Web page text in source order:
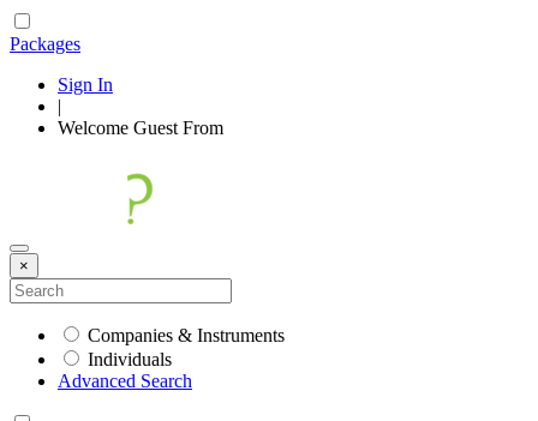
Packages
Sign In
|
Welcome Guest From
×
Companies & Instruments
Individuals
Advanced Search